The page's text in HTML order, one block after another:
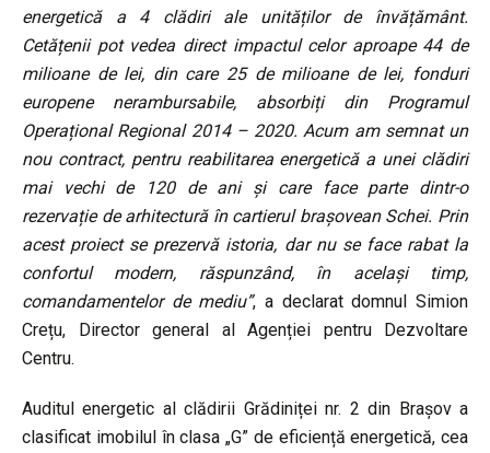
energetică a 4 clădiri ale unităților de învățământ.
Cetățenii pot vedea direct impactul celor aproape 44 de
milioane de lei, din care 25 de milioane de lei, fonduri
europene nerambursabile, absorbiți din Programul
Operațional Regional 2014 – 2020. Acum am semnat un
nou contract, pentru reabilitarea energetică a unei clădiri
mai vechi de 120 de ani și care face parte dintr-o
rezervație de arhitectură în cartierul brașovean Schei. Prin
acest proiect se prezervă istoria, dar nu se face rabat la
confortul modern, răspunzând, în același timp,
comandamentelor de mediu”, a declarat domnul Simion
Crețu, Director general al Agenției pentru Dezvoltare
Centru.
Auditul energetic al clădirii Grădiniței nr. 2 din Brașov a
clasificat imobilul în clasa „G” de eficiență energetică, cea